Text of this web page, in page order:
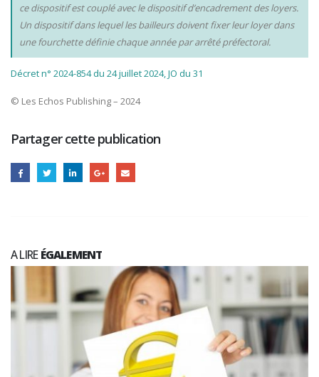
ce dispositif est couplé avec le dispositif d’encadrement des loyers.
Un dispositif dans lequel les bailleurs doivent fixer leur loyer dans
une fourchette définie chaque année par arrêté préfectoral.
Décret n° 2024-854 du 24 juillet 2024, JO du 31
© Les Echos Publishing – 2024
Partager cette publication
A LIREÉGALEMENT